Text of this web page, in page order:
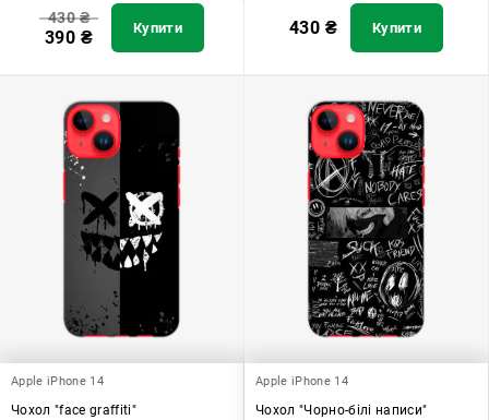
430₴
390 ₴ Купити 430 ₴ Купити
Apple iPhone 14
Чохол "face graffiti"
Apple iPhone 14
Чохол "Чорно-білі написи"